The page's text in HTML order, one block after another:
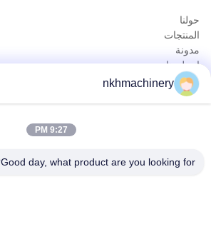
حولنا
المنتجات
مدونة
اتصل بنا
المنتجات
لوحة سقف دحر آلة تشكيل
سطح السفينة الكلمة دحر آلة تشكيل
ورقة تسقيف العقص آلة
nkhmachinery
9:27 PM
Good day, what product are you looking for?